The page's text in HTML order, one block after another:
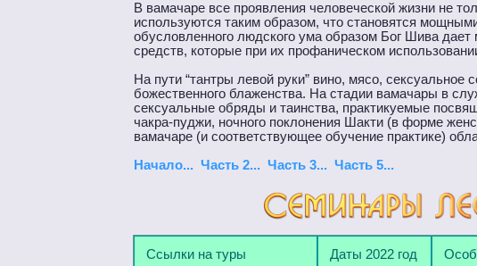
В вамачаре все проявления человеческой жизни не
используются таким образом, что становятся
обусловленного людского ума образом Бог Шива
средств, которые при их профаническом
На пути “тантры левой руки” вино, мясо,
божественного блаженства. На стадии вамачары в
сексуальные обряды и таинства, практикуемые
чакра-пуджи, ночного поклонения Шакти (в форме
вамачаре (и соответствующее обучение практике)
Начало... Часть 2... Часть 3... Часть 5...
Ссылки на туры Даты 2022 год